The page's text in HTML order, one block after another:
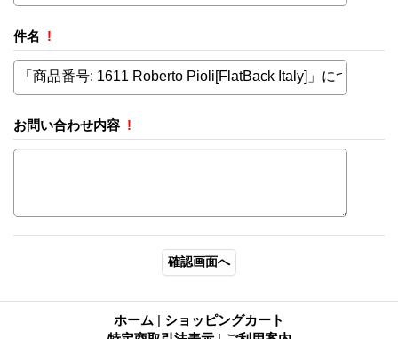
件名 !
お問い合わせ内容 !
ホーム | ショッピングカート